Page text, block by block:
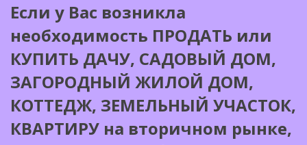
Если у Вас возникла
необходимость ПРОДАТЬ или
КУПИТЬ ДАЧУ, САДОВЫЙ ДОМ,
ЗАГОРОДНЫЙ ЖИЛОЙ ДОМ,
КОТТЕДЖ, ЗЕМЕЛЬНЫЙ УЧАСТОК,
КВАРТИРУ на вторичном рынке,